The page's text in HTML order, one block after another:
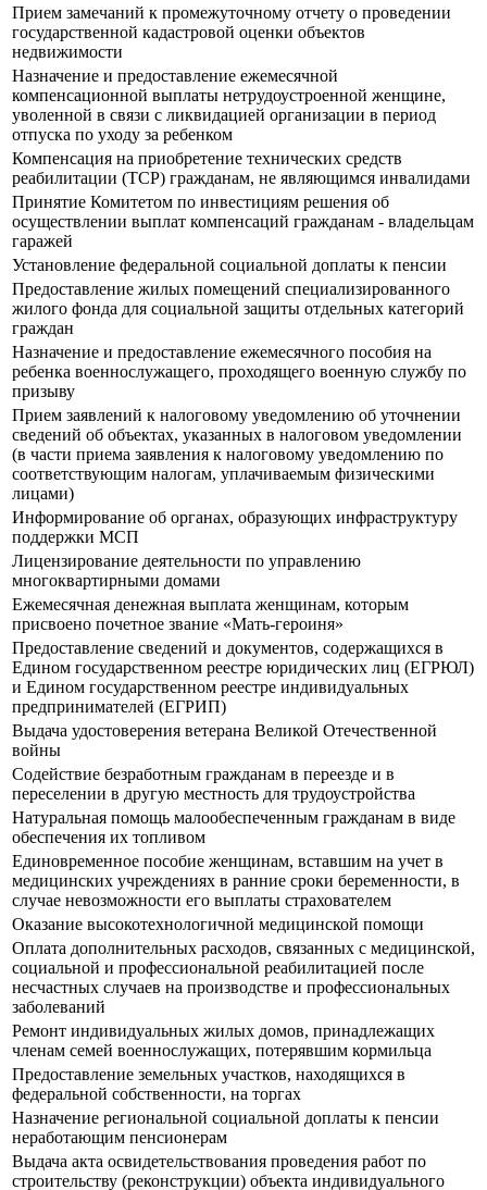
Прием замечаний к промежуточному отчету о проведении
государственной кадастровой оценки объектов
недвижимости
Назначение и предоставление ежемесячной
компенсационной выплаты нетрудоустроенной женщине,
уволенной в связи с ликвидацией организации в период
отпуска по уходу за ребенком
Компенсация на приобретение технических средств
реабилитации (ТСР) гражданам, не являющимся инвалидами
Принятие Комитетом по инвестициям решения об
осуществлении выплат компенсаций гражданам - владельцам
гаражей
Установление федеральной социальной доплаты к пенсии
Предоставление жилых помещений специализированного
жилого фонда для социальной защиты отдельных категорий
граждан
Назначение и предоставление ежемесячного пособия на
ребенка военнослужащего, проходящего военную службу по
призыву
Прием заявлений к налоговому уведомлению об уточнении
сведений об объектах, указанных в налоговом уведомлении
(в части приема заявления к налоговому уведомлению по
соответствующим налогам, уплачиваемым физическими
лицами)
Информирование об органах, образующих инфраструктуру
поддержки МСП
Лицензирование деятельности по управлению
многоквартирными домами
Ежемесячная денежная выплата женщинам, которым
присвоено почетное звание «Мать-героиня»
Предоставление сведений и документов, содержащихся в
Едином государственном реестре юридических лиц (ЕГРЮЛ)
и Едином государственном реестре индивидуальных
предпринимателей (ЕГРИП)
Выдача удостоверения ветерана Великой Отечественной
войны
Содействие безработным гражданам в переезде и в
переселении в другую местность для трудоустройства
Натуральная помощь малообеспеченным гражданам в виде
обеспечения их топливом
Единовременное пособие женщинам, вставшим на учет в
медицинских учреждениях в ранние сроки беременности, в
случае невозможности его выплаты страхователем
Оказание высокотехнологичной медицинской помощи
Оплата дополнительных расходов, связанных с медицинской,
социальной и профессиональной реабилитацией после
несчастных случаев на производстве и профессиональных
заболеваний
Ремонт индивидуальных жилых домов, принадлежащих
членам семей военнослужащих, потерявшим кормильца
Предоставление земельных участков, находящихся в
федеральной собственности, на торгах
Назначение региональной социальной доплаты к пенсии
неработающим пенсионерам
Выдача акта освидетельствования проведения работ по
строительству (реконструкции) объекта индивидуального